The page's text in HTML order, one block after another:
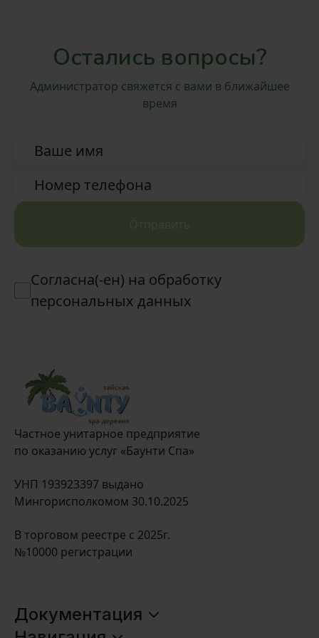
Остались вопросы?
Администратор свяжется с вами в ближайшее
время
Ваше имя
Номер телефона
Отправить
Согласна(-ен) на обработку
персональных данных
Частное унитарное предприятие
по оказанию услуг «Баунти Спа»
УНП 193923397 выдано
Мингорисполкомом 30.10.2025
В торговом реестре с 2025г.
№10000 регистрации
Документация
Оплата и доставка